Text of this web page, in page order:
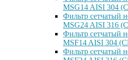
MSG14 AISI 304
Фильтр сетчатый
MSG24 AISI 316
Фильтр сетчатый
MSF14 AISI 304
Фильтр сетчатый